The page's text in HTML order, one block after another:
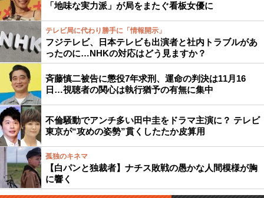
「地味な実力派」が局をまたぐ看板女優に
テレビ局に代わり勝手に「情報開示」
フジテレビ、日本テレビも出演者と社内トラブルがあ
ったのに…NHKの対応はどう見ますか？
斉藤慎二被告に懲役7年求刑、運命の判決は11月16
日…視聴者の関心は執行猶予の有無に集中
不倫騒動でアンチ多い田中圭をドラマ主演に？ テレビ
東京が“攻めの姿勢”貫くしたたか皮算用
孤独のキネマ
【白パンと独裁者】ナチス敗戦の愚かな人間模様が胸
に響く